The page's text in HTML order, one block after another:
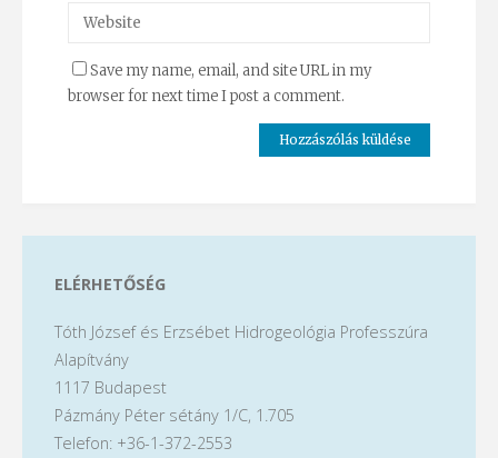
Save my name, email, and site URL in my
browser for next time I post a comment.
ELÉRHETŐSÉG
Tóth József és Erzsébet Hidrogeológia Professzúra
Alapítvány
1117 Budapest
Pázmány Péter sétány 1/C, 1.705
Telefon: +36-1-372-2553